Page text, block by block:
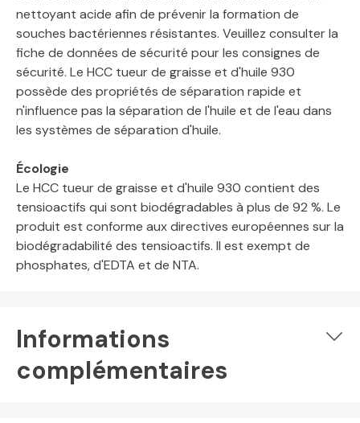
nettoyant acide afin de prévenir la formation de
souches bactériennes résistantes. Veuillez consulter la
fiche de données de sécurité pour les consignes de
sécurité. Le HCC tueur de graisse et d'huile 930
possède des propriétés de séparation rapide et
n'influence pas la séparation de l'huile et de l'eau dans
les systèmes de séparation d'huile.
Écologie
Le HCC tueur de graisse et d'huile 930 contient des
tensioactifs qui sont biodégradables à plus de 92 %. Le
produit est conforme aux directives européennes sur la
biodégradabilité des tensioactifs. Il est exempt de
phosphates, d'EDTA et de NTA.
Informations
complémentaires